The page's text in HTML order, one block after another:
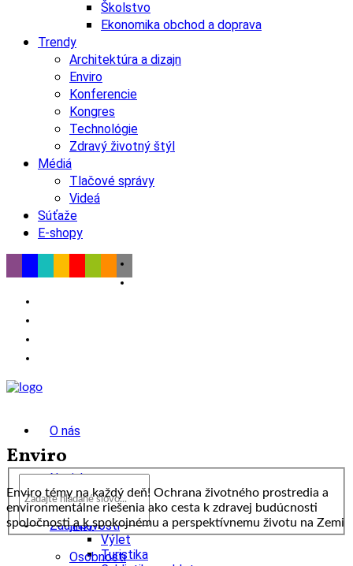
Školstvo
Ekonomika obchod a doprava
Trendy
Architektúra a dizajn
Enviro
Konferencie
Kongres
Technológie
Zdravý životný štýl
Médiá
Tlačové správy
Videá
Súťaže
E-shopy
O nás
Novinky
wow
Tipy
Výlet
Turistika
Zaujímavosti
Osobnosti
Enviro
Enviro témy na každý deň! Ochrana životného prostredia a
environmentálne riešenia ako cesta k zdravej budúcnosti
spoločnosti a k spokojnému a perspektívnemu životu na Zemi